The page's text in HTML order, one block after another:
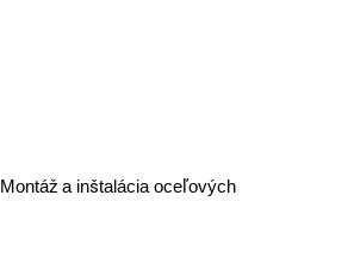
Montáž a inštalácia oceľových